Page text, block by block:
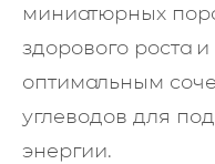
миниатюрных
здорового роста
оптимальным
углеводов для
энергии.